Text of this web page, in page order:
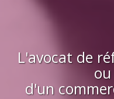
L'avocat de
d'un